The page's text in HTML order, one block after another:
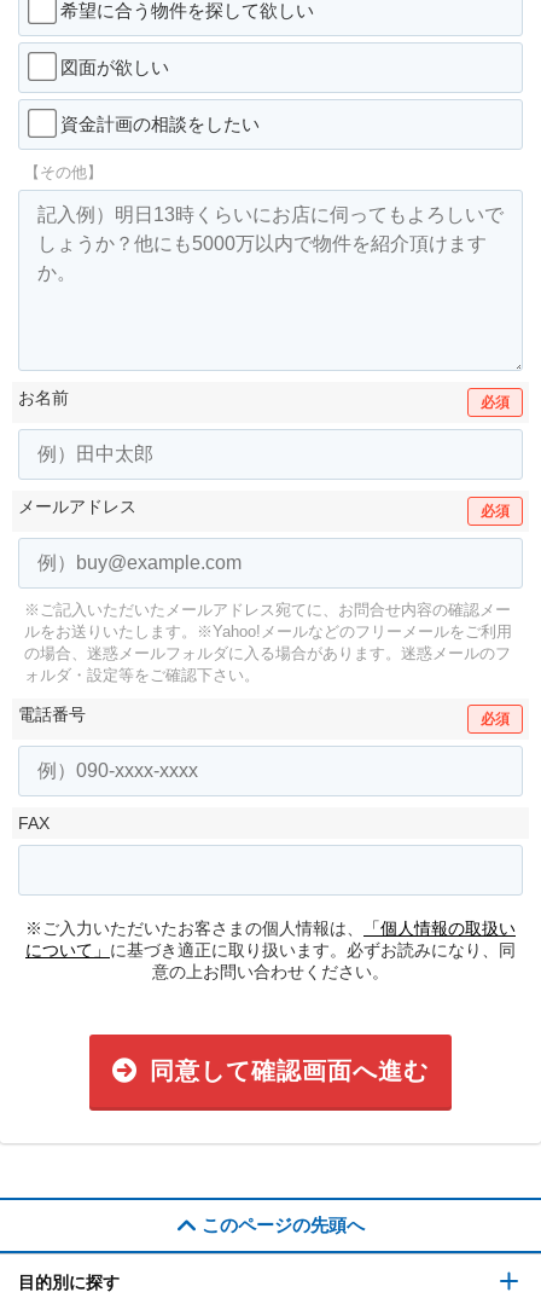
希望に合う物件を探して欲しい
図面が欲しい
資金計画の相談をしたい
【その他】
お名前 必須
メールアドレス 必須
※ご記入いただいたメールアドレス宛てに、お問合せ内容の確認メー
ルをお送りいたします。
※Yahoo!メールなどのフリーメールをご利用
の場合、迷惑メールフォルダに入る場合があります。 迷惑メールのフ
ォルダ・設定等をご確認下さい。
電話番号 必須
FAX
※ご入力いただいたお客さまの個人情報は、
「個人情報の取扱い
について」 に基づき適正に取り扱います。必ずお読みになり、同
意の上お問い合わせください。
同意して確認画面へ進む
このページの先頭へ
目的別に探す